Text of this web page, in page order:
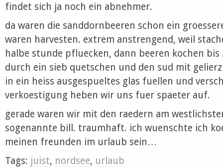
findet sich ja noch ein abnehmer.
da waren die sanddornbeeren schon ein
waren harvesten. extrem anstrengend, weil
halbe stunde pfluecken, dann beeren kochen
durch ein sieb quetschen und den sud mit
in ein heiss ausgespueltes glas fuellen und
verkoestigung heben wir uns fuer spaeter auf.
gerade waren wir mit den raedern am
sogenannte bill. traumhaft. ich wuenschte ich
meinen freunden im urlaub sein…
Tags: juist, nordsee, urlaub